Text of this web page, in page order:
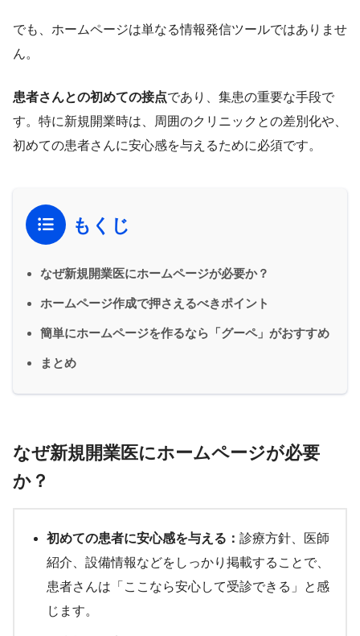
でも、ホームページは単なる情報発信ツールではありませ
ん。
患者さんとの初めての接点であり、集患の重要な手段で
す。特に新規開業時は、周囲のクリニックとの差別化や、
初めての患者さんに安心感を与えるために必須です。
もくじ
なぜ新規開業医にホームページが必要か？
ホームページ作成で押さえるべきポイント
簡単にホームページを作るなら「グーペ」がおすすめ
まとめ
なぜ新規開業医にホームページが必要
か？
初めての患者に安心感を与える： 診療方針、医師
紹介、設備情報などをしっかり掲載することで、
患者さんは「ここなら安心して受診できる」と感
じます。